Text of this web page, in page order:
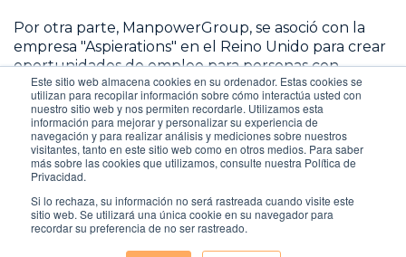
Este sitio web almacena cookies en su ordenador. Estas cookies se
utilizan para recopilar información sobre cómo interactúa usted con
nuestro sitio web y nos permiten recordarle. Utilizamos esta
información para mejorar y personalizar su experiencia de
navegación y para realizar análisis y mediciones sobre nuestros
visitantes, tanto en este sitio web como en otros medios. Para saber
más sobre las cookies que utilizamos, consulte nuestra Política de
Privacidad.
Si lo rechaza, su información no será rastreada cuando visite este
sitio web. Se utilizará una única cookie en su navegador para
recordar su preferencia de no ser rastreado.
Por otra parte, ManpowerGroup, se asoció con la
empresa "Aspierations" en el Reino Unido para crear
oportunidades de empleo para personas con
talento dentro de la comunidad Asperger. Han
desarrollado un Sistema de Seguimiento de
Solicitantes (ATS) amigable con el autismo y realizan
entrevistas para entender las habilidades de los
candidatos antes de buscar coincidencias con
vacantes adecuadas.